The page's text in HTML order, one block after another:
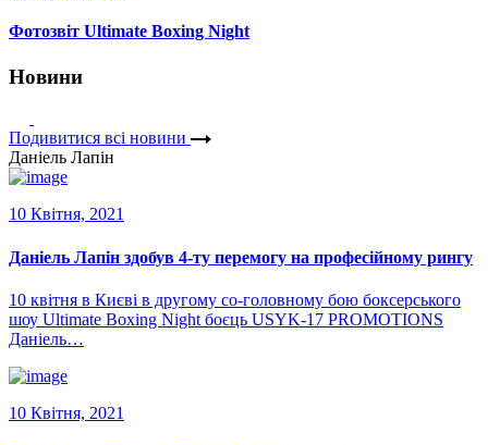
Фотозвіт Ultimate Boxing Night
Новини
Подивитися всі новини
Даніель Лапін
10 Квітня, 2021
Даніель Лапін здобув 4-ту перемогу на професійному рингу
10 квітня в Києві в другому со-головному бою боксерського
шоу Ultimate Boxing Night боєць USYK-17 PROMOTIONS
Даніель…
10 Квітня, 2021